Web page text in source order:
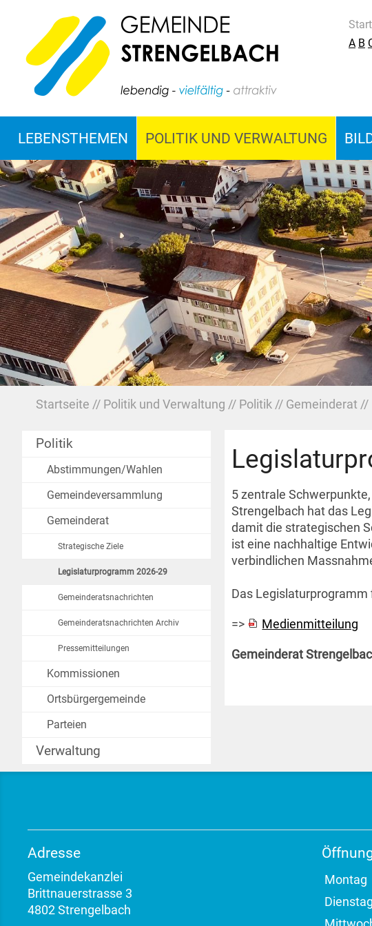
A B
LEBENSTHEMEN POLITIK UND VERWALTUNG
Startseite Politik und Verwaltung Politik Gemeinderat
Politik
Abstimmungen/Wahlen
Gemeindeversammlung
Gemeinderat
Strategische Ziele
Legislaturprogramm 2026-29
Gemeinderatsnachrichten
Gemeinderatsnachrichten Archiv
Pressemitteilungen
Kommissionen
Ortsbürgergemeinde
Parteien
Verwaltung
5 zentrale
Strengelbach hat das
damit die strategischen
ist eine nachhaltige
verbindlichen
Das Legislaturprogramm
=> Medienmitteilung
Gemeinderat
Adresse
Gemeindekanzlei
Brittnauerstrasse 3
4802 Strengelbach
Montag
Dienstag